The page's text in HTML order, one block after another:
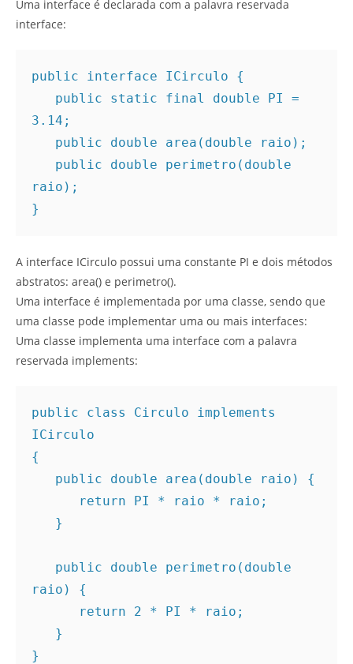
Uma interface é declarada com a palavra reservada
interface:
public interface ICirculo {
3.14;
raio);
}
A interface ICirculo possui uma constante PI e dois métodos
abstratos: area() e perimetro().
Uma interface é implementada por uma classe, sendo que
uma classe pode implementar uma ou mais interfaces:
Uma classe implementa uma interface com a palavra
reservada implements:
public class Circulo implements
ICirculo
{
raio) {
}